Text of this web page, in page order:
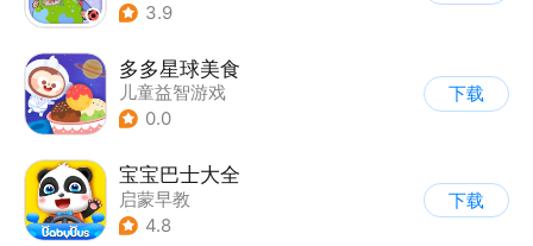
3.9
多多星球美食
儿童益智游戏
0.0
下载
宝宝巴士大全
启蒙早教
| 儿童益智游戏
4.8
下载